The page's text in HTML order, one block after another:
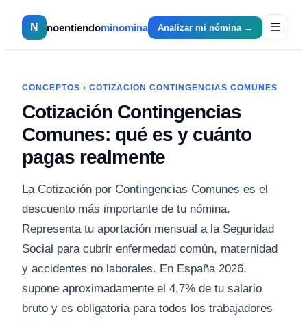
N noentiendominomina Analizar mi nómina → ☰
CONCEPTOS › COTIZACION CONTINGENCIAS COMUNES
Cotización Contingencias
Comunes: qué es y cuánto
pagas realmente
La Cotización por Contingencias Comunes es el
descuento más importante de tu nómina.
Representa tu aportación mensual a la Seguridad
Social para cubrir enfermedad común, maternidad
y accidentes no laborales. En España 2026,
supone aproximadamente el 4,7% de tu salario
bruto y es obligatoria para todos los trabajadores